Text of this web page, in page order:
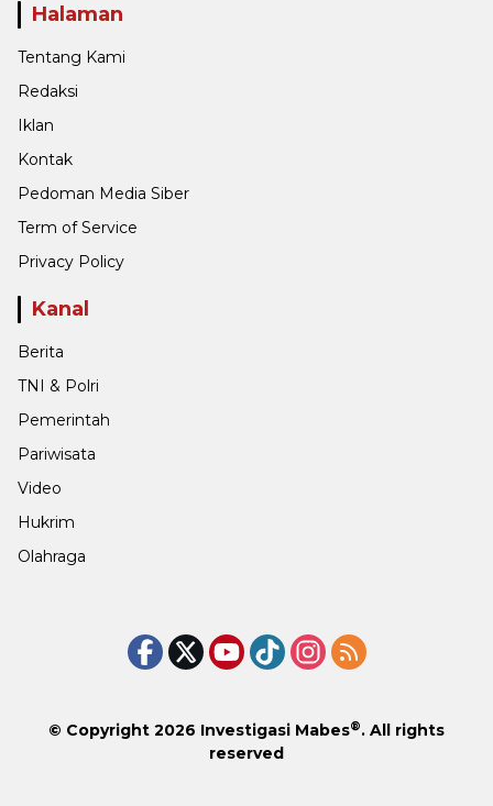
Halaman
Tentang Kami
Redaksi
Iklan
Kontak
Pedoman Media Siber
Term of Service
Privacy Policy
Kanal
Berita
TNI & Polri
Pemerintah
Pariwisata
Video
Hukrim
Olahraga
© Copyright 2026 Investigasi Mabes®. All rights
reserved